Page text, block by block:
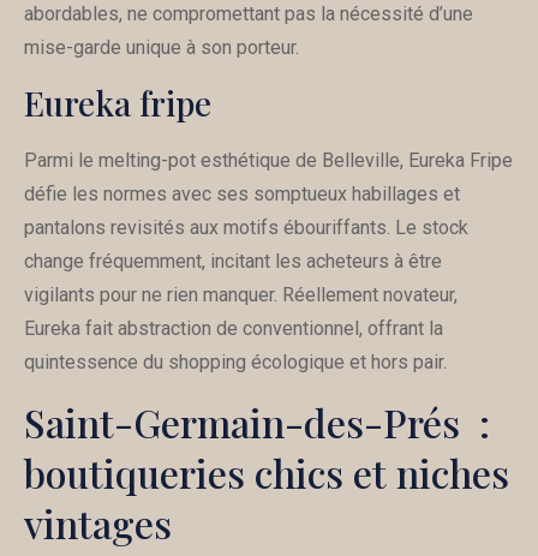
abordables, ne compromettant pas la nécessité d’une
mise-garde unique à son porteur.
Eureka fripe
Parmi le melting-pot esthétique de Belleville, Eureka Fripe
défie les normes avec ses somptueux habillages et
pantalons revisités aux motifs ébouriffants. Le stock
change fréquemment, incitant les acheteurs à être
vigilants pour ne rien manquer. Réellement novateur,
Eureka fait abstraction de conventionnel, offrant la
quintessence du shopping écologique et hors pair.
Saint-Germain-des-Prés :
boutiqueries chics et niches
vintages